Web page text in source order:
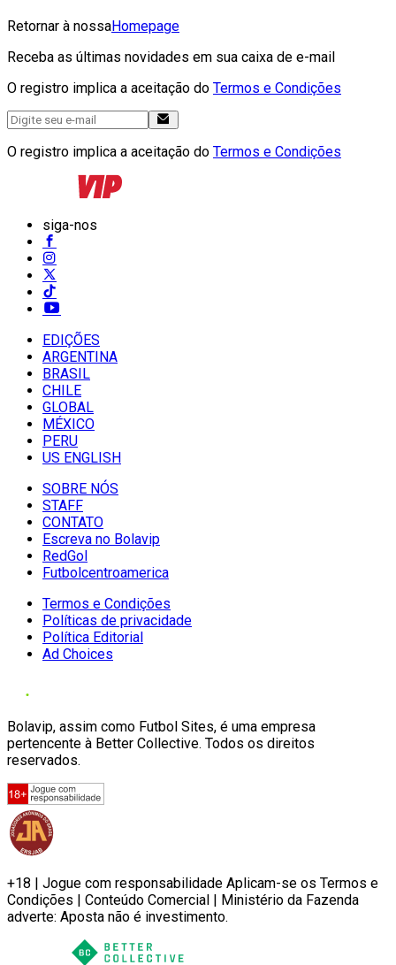
Retornar à nossaHomepage
Receba as últimas novidades em sua caixa de e-mail
O registro implica a aceitação do Termos e Condições
O registro implica a aceitação do Termos e Condições
siga-nos
EDIÇÕES
ARGENTINA
BRASIL
CHILE
GLOBAL
MÉXICO
PERU
US ENGLISH
SOBRE NÓS
STAFF
CONTATO
Escreva no Bolavip
RedGol
Futbolcentroamerica
Termos e Condições
Políticas de privacidade
Política Editorial
Ad Choices
Bolavip, assim como Futbol Sites, é uma empresa
pertencente à Better Collective. Todos os direitos
reservados.
+18 | Jogue com responsabilidade Aplicam-se os Termos e
Condições | Conteúdo Comercial | Ministério da Fazenda
adverte: Aposta não é investimento.